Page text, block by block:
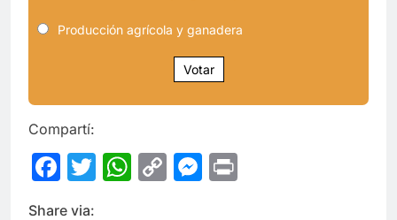
Producción agrícola y ganadera
Votar
Compartí:
Facebook
Twitter
WhatsApp
CopyMessenger
Share via: